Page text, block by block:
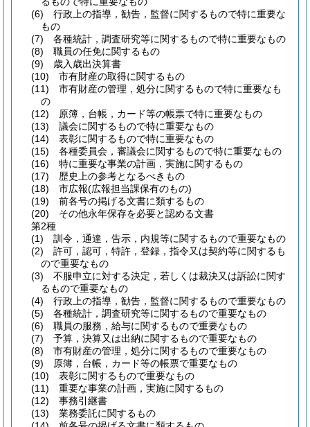
(6) 行政上の指導，勧告，監督に関するもので特に重要な
もの
(7) 各種統計，調査研究等に関するもので特に重要なもの
(8) 職員の任免に関するもの
(9) 歳入歳出決算書
(10) 市有財産の取得に関するもの
(11) 市有財産の管理，処分に関するもので特に重要なも
の
(12) 原簿，台帳，カード等の帳票で特に重要なもの
(13) 議会に関するもので特に重要なもの
(14) 表彰に関するもので特に重要なもの
(15) 各種委員会，審議会に関するもので特に重要なもの
(16) 特に重要な事業の計画，実施に関するもの
(17) 歴史上の参考となるべきもの
(18) 市広報(広報担当課保有のもの)
(19) 前各号の掲げる文書に類するもの
(20) その他永年保存を必要と認める文書
第2種
(1) 訓令，通達，告示，内規等に関するもので重要なもの
(2) 許可，認可，特許，登録，指令又は契約等に関するも
ので重要なもの
(3) 不服申立に対する決定，若しくは裁決又は訴訟に関す
るもので重要なもの
(4) 行政上の指導，勧告，監督に関するもので重要なもの
(5) 各種統計，調査研究等に関するもので重要なもの
(6) 職員の服務，給与に関するもので重要なもの
(7) 予算，決算又は出納に関するもので重要なもの
(8) 市有財産の管理，処分に関するもので重要なもの
(9) 原簿，台帳，カード等の帳票で重要なもの
(10) 表彰に関するもので重要なもの
(11) 重要な事業の計画，実施に関するもの
(12) 事務引継書
(13) 業務委託に関するもの